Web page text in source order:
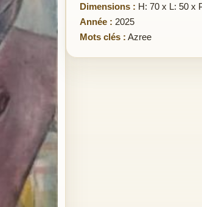
Dimensions : H: 70 x L: 50 x
Année : 2025
Mots clés : Azree